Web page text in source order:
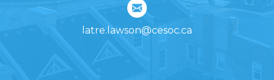
latre.lawson@cesoc.ca